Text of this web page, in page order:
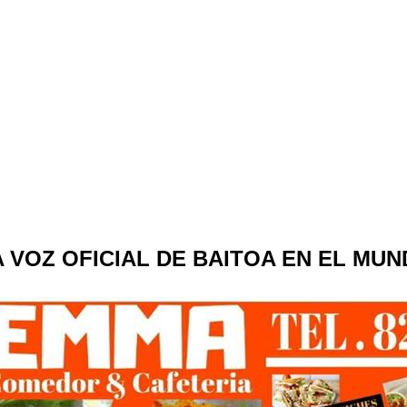
VOZ OFICIAL DE BAITOA EN EL